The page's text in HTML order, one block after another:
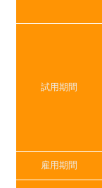
試用期間
雇用期間